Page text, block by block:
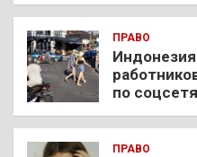
ПРАВО
по
ПРАВО